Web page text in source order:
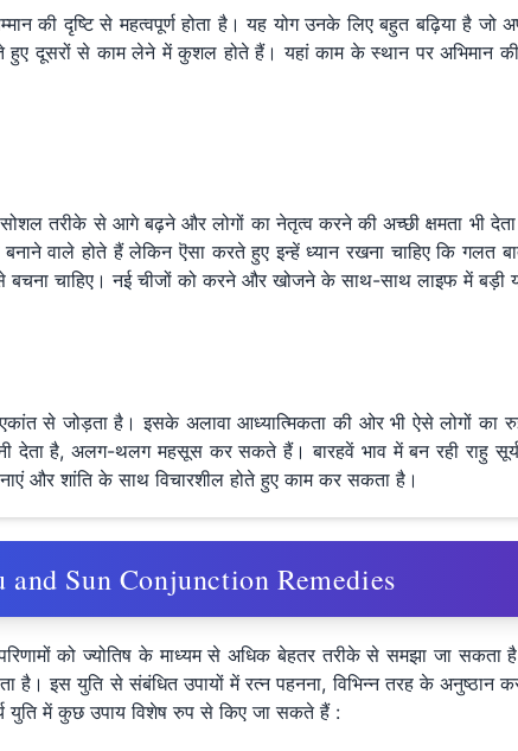
की दृष्टि से महत्वपूर्ण होता है। यह योग उनके लिए बहुत बढ़िया है
हुए दूसरों से काम लेने में कुशल होते हैं। यहां काम के स्थान पर अभिमान
सोशल तरीके से आगे बढ़ने और लोगों का नेतृत्व करने की अच्छी क्षमता भी
वाले होते हैं लेकिन ऎसा करते हुए इन्हें ध्यान रखना चाहिए कि गलत
बचना चाहिए। नई चीजों को करने और खोजने के साथ-साथ लाइफ में बड़ी
एकांत से जोड़ता है। इसके अलावा आध्यात्मिकता की ओर भी ऐसे लोगों
देता है, अलग-थलग महसूस कर सकते हैं। बारहवें भाव में बन रही राहु
और शांति के साथ विचारशील होते हुए काम कर सकता है।
and Sun Conjunction Remedies
को ज्योतिष के माध्यम से अधिक बेहतर तरीके से समझा जा
है। इस युति से संबंधित उपायों में रत्न पहनना, विभिन्न तरह के अनुष्ठान
युति में कुछ उपाय विशेष रुप से किए जा सकते हैं :